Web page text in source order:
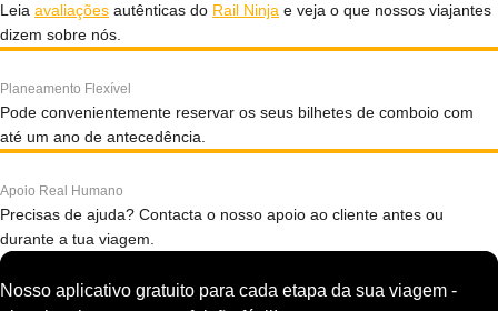
Leia avaliações autênticas do Rail Ninja e veja o que nossos viajantes
dizem sobre nós.
Planeamento Flexível
Pode convenientemente reservar os seus bilhetes de comboio com
até um ano de antecedência.
Apoio Real Humano
Precisas de ajuda? Contacta o nosso apoio ao cliente antes ou
durante a tua viagem.
Nosso aplicativo gratuito para cada etapa da sua viagem -